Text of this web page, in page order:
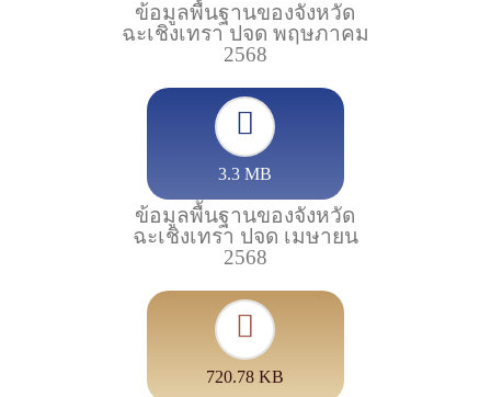
ข้อมูลพื้นฐานของจังหวัด
ฉะเชิงเทรา ปจด พฤษภาคม
2568
3.3 MB
ข้อมูลพื้นฐานของจังหวัด
ฉะเชิงเทรา ปจด เมษายน
2568
720.78 KB